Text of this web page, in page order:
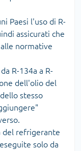
Paesi l'uso di R-
assicurati che
normative
R-134a a R-
dell'olio del
stesso
del refrigerante
solo da